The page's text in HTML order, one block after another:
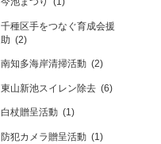
千種区手をつなぐ育成会援
助 (2)
南知多海岸清掃活動 (2)
東山新池スイレン除去 (6)
白杖贈呈活動 (1)
防犯カメラ贈呈活動 (1)